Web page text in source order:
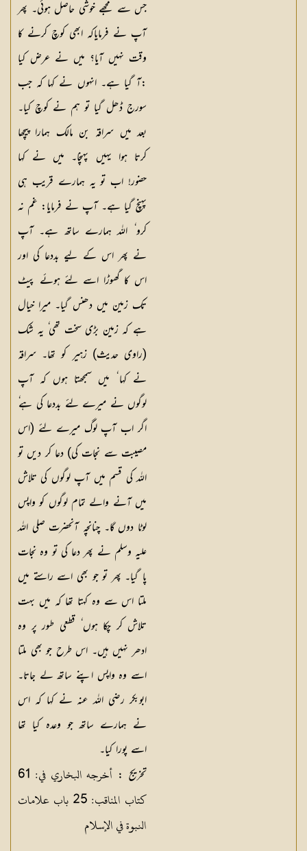
جس سے مجھے خوشی حاصل ہوئی۔ پھر
آپ نے فرمایاکہ ابھی کوچ کرنے کا
وقت نہیں آیا؟ میں نے عرض کیا
:آ گیا ہے۔ انہوں نے کہا کہ جب
سورج ڈھل گیا تو ہم نے کوچ کیا۔
بعد میں سراقہ بن مالک ہمارا پیچھا
کرتا ہوا یہیں پہنچا۔ میں نے کہا
حضور! اب تو یہ ہمارے قریب ہی
پہنچ گیا ہے۔ آپ نے فرمایا: غم نہ
کرو ٗ اللہ ہمارے ساتھ ہے۔ آپ
نے پھر اس کے لیے بددعا کی اور
اس کا گھوڑا اسے لئے ہوئے پیٹ
تک زمین میں دھنس گیا۔ میرا خیال
ہے کہ زمین بڑی سخت تھی ٗ یہ شک
(راوی حدیث) زہیر کو تھا۔ سراقہ
نے کہا ٗ میں سمجھتا ہوں کہ آپ
لوگوں نے میرے لئے بددعا کی ہے ٗ
اگر اب آپ لوگ میرے لئے (اس
مصیبت سے نجات کی) دعا کر دیں تو
اللہ کی قسم میں آپ لوگوں کی تلاش
میں آنے والے تمام لوگوں کو واپس
لوٹا دوں گا۔ چنانچہ آنحضرت صلی اللہ
علیہ وسلم نے پھر دعا کی تو وہ نجات
پا گیا۔ پھر تو جو بھی اسے راستے میں
ملتا اس سے وہ کہتا تھا کہ میں بہت
تلاش کر چکا ہوں ٗ قطعی طور پر وہ
ادھر نہیں ہیں۔ اس طرح جو بھی ملتا
اسے وہ واپس اپنے ساتھ لے جاتا۔
ابوبکر رضی اللہ عنہ نے کہا کہ اس
نے ہمارے ساتھ جو وعدہ کیا تھا
اسے پورا کیا۔
تخریج :
أخرجه البخاري في: 61
كتاب المناقب: 25 باب علامات
النبوة في الإسلام